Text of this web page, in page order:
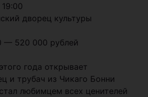
дворец культуры
— 520 000 рублей
года открывает
и трубач из Чикаго Бонни
любимцем всех ценителей